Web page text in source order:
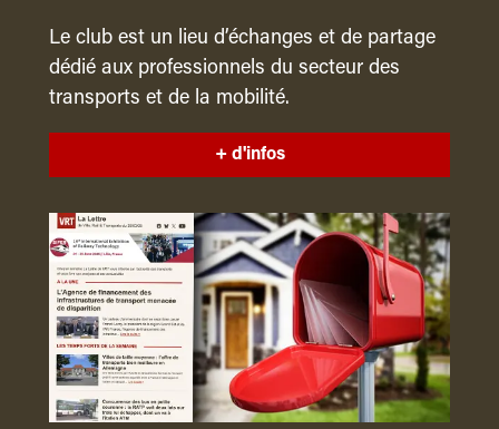
Le club est un lieu d’échanges et de partage
dédié aux professionnels du secteur des
transports et de la mobilité.
+ d'infos